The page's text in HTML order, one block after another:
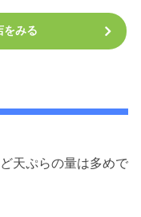
をみる
天ぷらの量は多めで